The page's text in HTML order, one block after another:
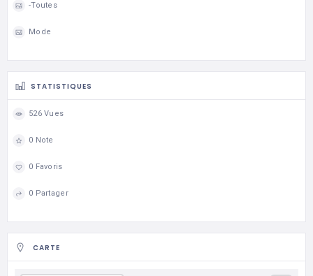
-Toutes
Mode
STATISTIQUES
526 Vues
0 Note
0 Favoris
0 Partager
CARTE